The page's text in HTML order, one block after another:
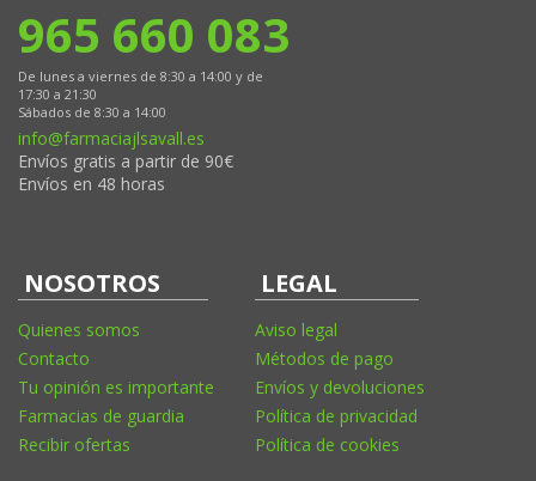
965 660 083
De lunes a viernes de 8:30 a 14:00 y de
17:30 a 21:30
Sábados de 8:30 a 14:00
info@farmaciajlsavall.es
Envíos gratis a partir de 90€
Envíos en 48 horas
NOSOTROS
Quienes somos
Contacto
Tu opinión es importante
Farmacias de guardia
Recibir ofertas
LEGAL
Aviso legal
Métodos de pago
Envíos y devoluciones
Política de privacidad
Política de cookies